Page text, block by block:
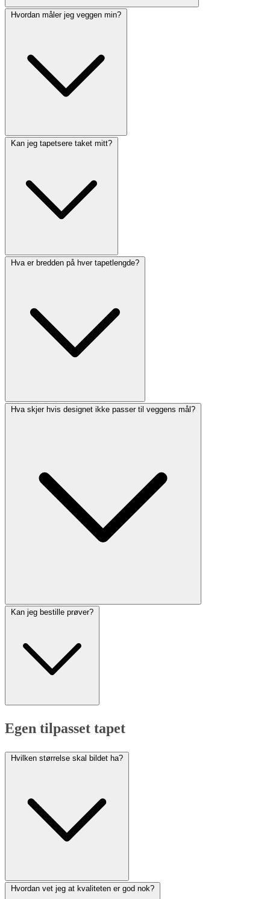
Hvordan måler jeg veggen min?
Kan jeg tapetsere taket mitt?
Hva er bredden på hver tapetlengde?
Hva skjer hvis designet ikke passer til veggens mål?
Kan jeg bestille prøver?
Egen tilpasset tapet
Hvilken størrelse skal bildet ha?
Hvordan vet jeg at kvaliteten er god nok?